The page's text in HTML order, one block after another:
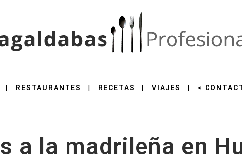
RESTAURANTES RECETAS VIAJES <
a la madrileña en